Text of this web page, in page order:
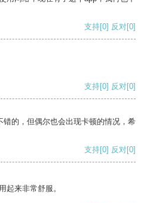
支持[0] 反对[0]
支持[0] 反对[0]
的，但偶尔也会出现卡顿的情况，希
支持[0] 反对[0]
起来非常舒服。